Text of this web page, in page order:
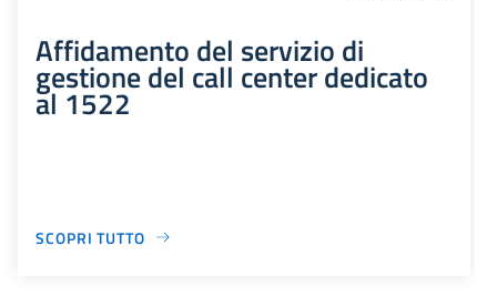
Affidamento del servizio di
gestione del call center dedicato
al 1522
SCOPRI TUTTO